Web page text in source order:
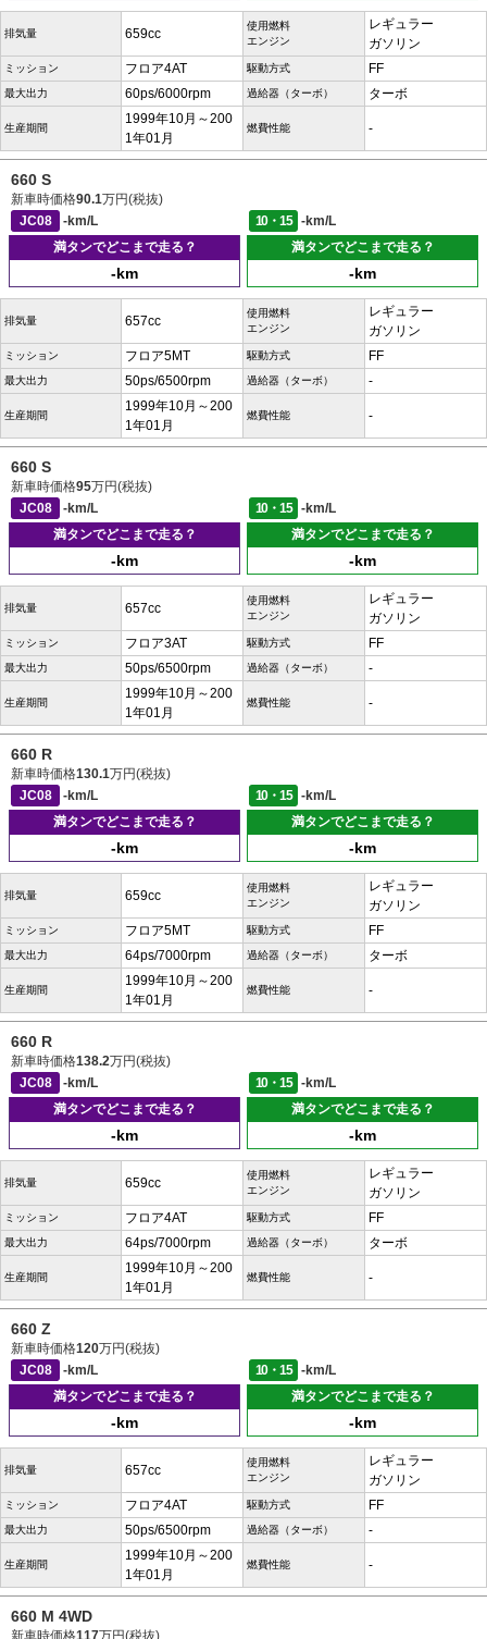
排気量 659cc
使用燃料
エンジン
レギュラー
ガソリン
ミッション フロア4AT 駆動方式 FF
最大出力 60ps/6000rpm 過給器（ターボ） ターボ
生産期間
1999年10月～200
1年01月
燃費性能 -
660 S
新車時価格90.1万円(税抜)
JC08
-km/L 10・15
-km/L
満タンでどこまで走る？
-km
満タンでどこまで走る？
-km
排気量 657cc
使用燃料
エンジン
レギュラー
ガソリン
ミッション フロア5MT 駆動方式 FF
最大出力 50ps/6500rpm 過給器（ターボ） -
生産期間
1999年10月～200
1年01月
燃費性能 -
660 S
新車時価格95万円(税抜)
JC08
-km/L 10・15
-km/L
満タンでどこまで走る？
-km
満タンでどこまで走る？
-km
排気量 657cc
使用燃料
エンジン
レギュラー
ガソリン
ミッション フロア3AT 駆動方式 FF
最大出力 50ps/6500rpm 過給器（ターボ） -
生産期間
1999年10月～200
1年01月
燃費性能 -
660 R
新車時価格130.1万円(税抜)
JC08
-km/L 10・15
-km/L
満タンでどこまで走る？
-km
満タンでどこまで走る？
-km
排気量 659cc
使用燃料
エンジン
レギュラー
ガソリン
ミッション フロア5MT 駆動方式 FF
最大出力 64ps/7000rpm 過給器（ターボ） ターボ
生産期間
1999年10月～200
1年01月
燃費性能 -
660 R
新車時価格138.2万円(税抜)
JC08
-km/L 10・15
-km/L
満タンでどこまで走る？
-km
満タンでどこまで走る？
-km
排気量 659cc
使用燃料
エンジン
レギュラー
ガソリン
ミッション フロア4AT 駆動方式 FF
最大出力 64ps/7000rpm 過給器（ターボ） ターボ
生産期間
1999年10月～200
1年01月
燃費性能 -
660 Z
新車時価格120万円(税抜)
JC08
-km/L 10・15
-km/L
満タンでどこまで走る？
-km
満タンでどこまで走る？
-km
排気量 657cc
使用燃料
エンジン
レギュラー
ガソリン
ミッション フロア4AT 駆動方式 FF
最大出力 50ps/6500rpm 過給器（ターボ） -
生産期間
1999年10月～200
1年01月
燃費性能 -
660 M 4WD